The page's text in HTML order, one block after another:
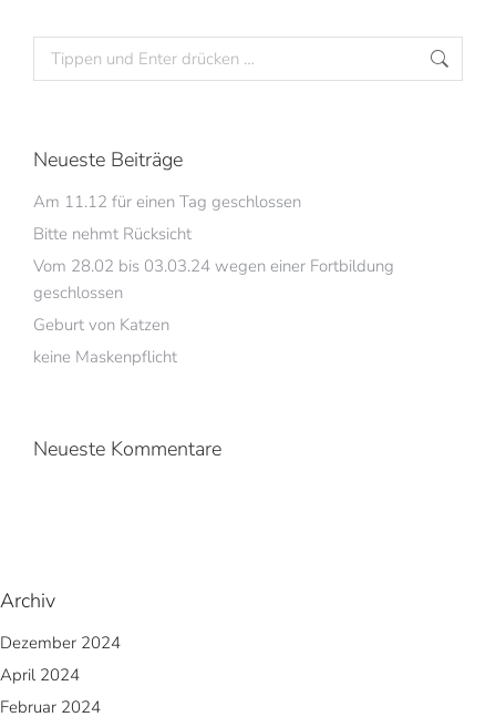
Neueste Beiträge
Am 11.12 für einen Tag geschlossen
Bitte nehmt Rücksicht
Vom 28.02 bis 03.03.24 wegen einer Fortbildung
geschlossen
Geburt von Katzen
keine Maskenpflicht
Neueste Kommentare
Archiv
Dezember 2024
April 2024
Februar 2024